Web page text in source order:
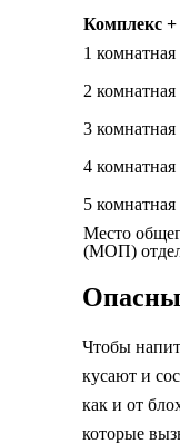
Комплекс +
1
2
3
4
5
Место
(МОП)
Чтобы
кусают и
как и от
которые